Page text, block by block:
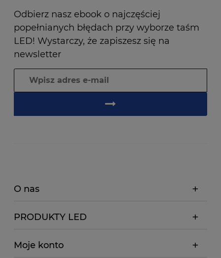
Odbierz nasz ebook o najczęściej
popełnianych błędach przy wyborze taśm
LED! Wystarczy, że zapiszesz się na
newsletter
O nas
PRODUKTY LED
Moje konto